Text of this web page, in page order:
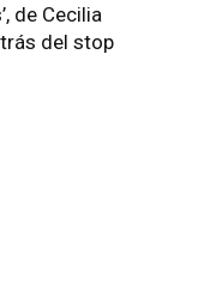
de Cecilia
del stop